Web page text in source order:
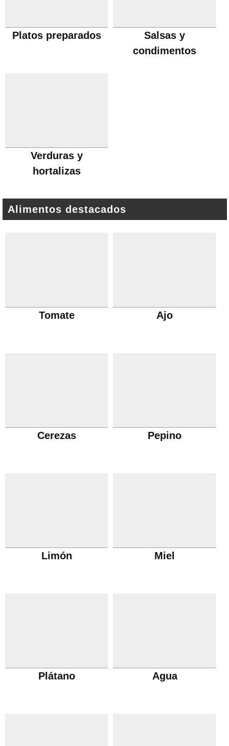
Platos preparados
Salsas y
condimentos
Verduras y
hortalizas
Alimentos destacados
Tomate Ajo
Cerezas Pepino
Limón Miel
Plátano Agua